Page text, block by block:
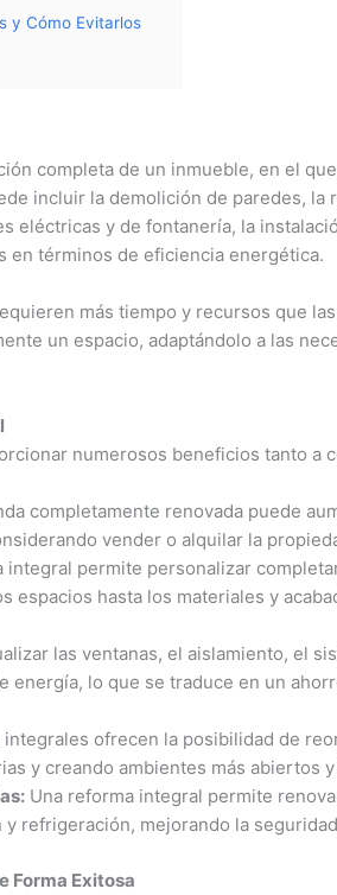
y Cómo Evitarlos
completa de un inmueble, en el
incluir la demolición de paredes, la
eléctricas y de fontanería, la
en términos de eficiencia energética.
más tiempo y recursos que
un espacio, adaptándolo a las
numerosos beneficios tanto a
completamente renovada puede
vender o alquilar la
integral permite personalizar
espacios hasta los materiales y
las ventanas, el aislamiento, el
energía, lo que se traduce en un
integrales ofrecen la posibilidad de
y creando ambientes más abiertos
Una reforma integral permite
refrigeración, mejorando la
Forma Exitosa